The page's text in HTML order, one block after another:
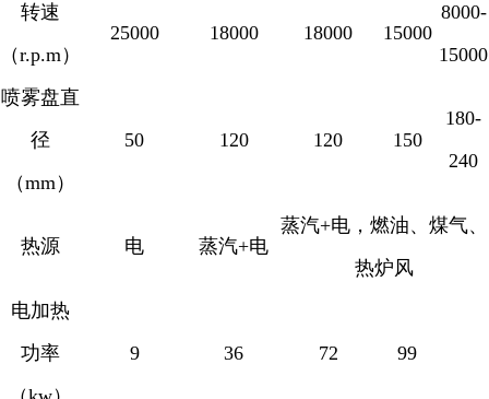
转速
（r.p.m）
25000 18000 18000 15000
8000-
15000
喷雾盘直
径
（mm）
50 120 120 150
180-
240
热源 电 蒸汽+电
蒸汽+电，燃油、煤气、
热炉风
电加热
功率
9 36 72 99